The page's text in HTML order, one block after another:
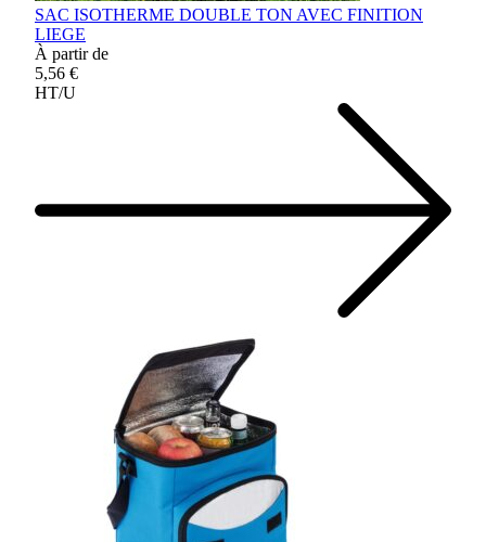
SAC ISOTHERME DOUBLE TON AVEC FINITION
LIEGE
À partir de
5,56 €
HT/U